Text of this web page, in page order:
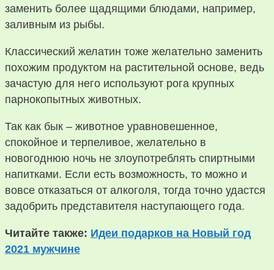
заменить более щадящими блюдами, например,
заливным из рыбы.
Классический желатин тоже желательно заменить
похожим продуктом на растительной основе, ведь
зачастую для него используют рога крупных
парнокопытных животных.
Так как бык – животное уравновешенное,
спокойное и терпеливое, желательно в
новогоднюю ночь не злоупотреблять спиртными
напитками. Если есть возможность, то можно и
вовсе отказаться от алкоголя, тогда точно удастся
задобрить представителя наступающего года.
Читайте также: Идеи подарков на Новый год
2021 мужчине